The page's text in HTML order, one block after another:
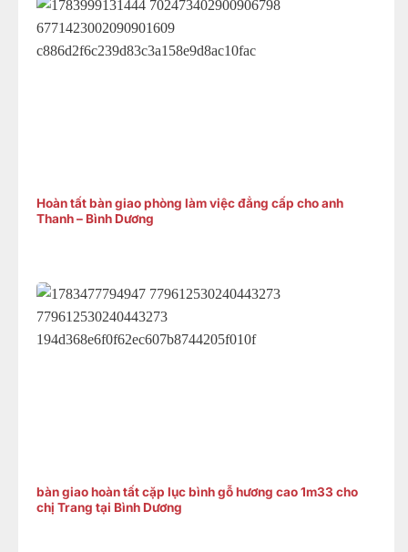
Hoàn tất bàn giao phòng làm việc đẳng cấp cho anh
Thanh – Bình Dương
bàn giao hoàn tất cặp lục bình gỗ hương cao 1m33 cho
chị Trang tại Bình Dương